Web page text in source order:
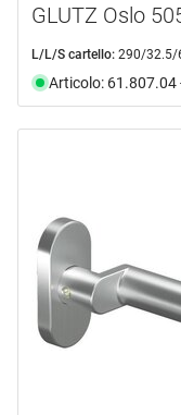
GLUTZ Oslo
L/L/S cartello: 290/32.5/
Articolo: 61.807.04